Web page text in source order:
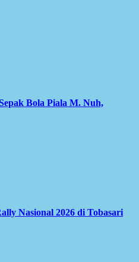
Bola Piala M. Nuh,
Nasional 2026 di Tobasari